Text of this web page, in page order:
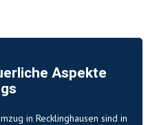
Aspekte
in Recklinghausen sind in